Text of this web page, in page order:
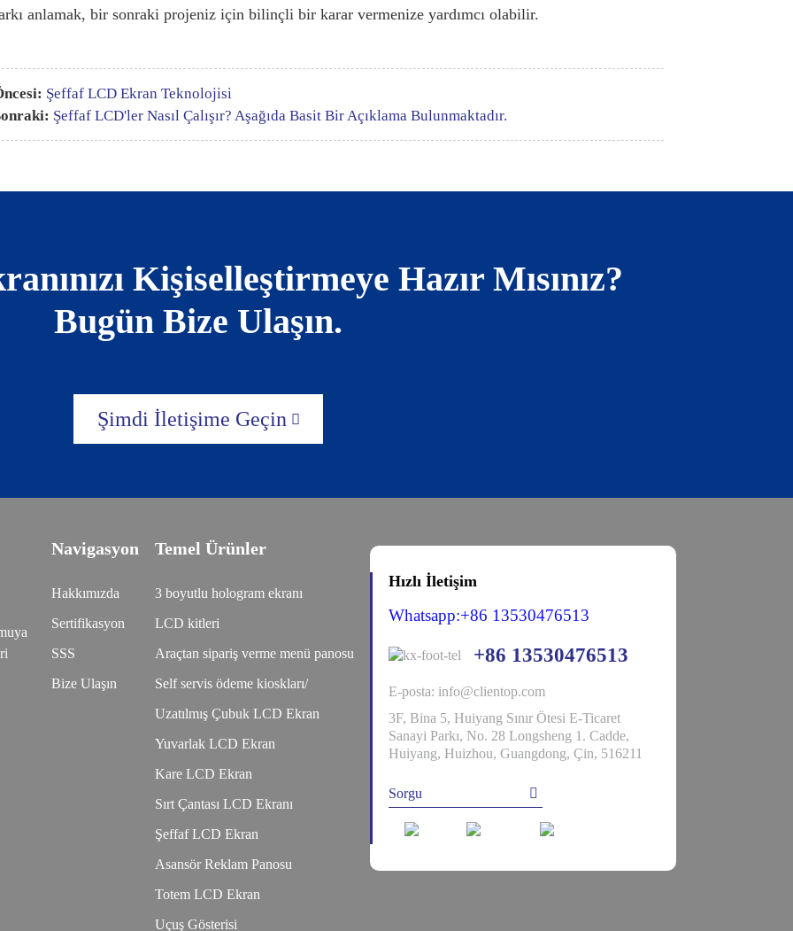
anlamak, bir sonraki projeniz için bilinçli bir karar vermenize yardımcı olabilir.
Şeffaf LCD Ekran Teknolojisi
Şeffaf LCD'ler Nasıl Çalışır? Aşağıda Basit Bir Açıklama Bulunmaktadır.
Kişiselleştirmeye Hazır Mısınız?
Bugün Bize Ulaşın.
Şimdi İletişime Geçin
Navigasyon
Hakkımızda
Sertifikasyon
SSS
Bize Ulaşın
Temel Ürünler
3 boyutlu hologram ekranı
LCD kitleri
Araçtan sipariş verme menü panosu
Self servis ödeme kioskları/
Uzatılmış Çubuk LCD Ekran
Yuvarlak LCD Ekran
Kare LCD Ekran
Sırt Çantası LCD Ekranı
Şeffaf LCD Ekran
Asansör Reklam Panosu
Totem LCD Ekran
Uçuş Gösterisi
Hızlı İletişim
Whatsapp:+86 13530476513
+86 13530476513
E-posta: info@clientop.com
3F, Bina 5, Huiyang Sınır Ötesi E-Ticaret
Sanayi Parkı, No. 28 Longsheng 1. Cadde,
Huiyang, Huizhou, Guangdong, Çin, 516211
Sorgu